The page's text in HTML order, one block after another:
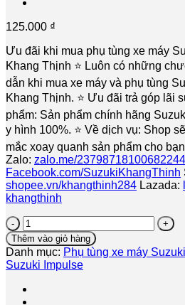
125.000 ₫
Ưu đãi khi mua phụ tùng xe máy
Khang Thịnh ⭐️ Luôn có những
dẫn khi mua xe máy và phụ tùng
Khang Thịnh. ⭐️ Ưu đãi trả góp lãi
phẩm: Sản phẩm chính hãng
y hình 100%. ⭐️ Về dịch vụ: Shop
mắc xoay quanh sản phẩm cho
Zalo: zalo.me/
Facebook.com/SuzukiKhangThinh
shopee.vn/khangthinh284 Lazada:
khangthinh
Bố
thắng
sau
,má
phanh
sau
Suzuki
Thêm vào giỏ hàng
Danh mục: Phụ tùng xe máy Suzuki
Suzuki Impulse